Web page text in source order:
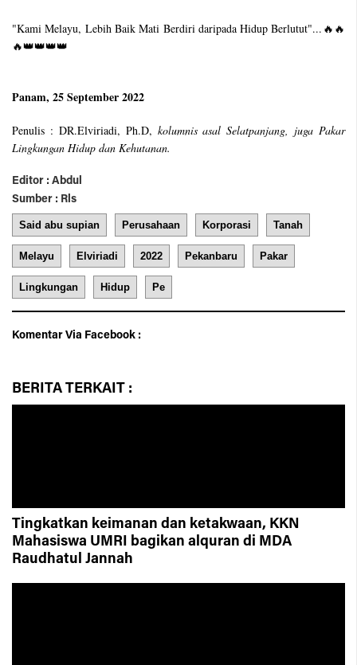
"Kami Melayu, Lebih Baik Mati Berdiri daripada Hidup Berlutut"...🔥🔥
🔥👑👑👑👑
Panam, 25 September 2022
Penulis : DR.Elviriadi, Ph.D, kolumnis asal Selatpanjang, juga Pakar
Lingkungan Hidup dan Kehutanan.
Editor : Abdul
Sumber : Rls
Said abu supian Perusahaan Korporasi Tanah
Melayu Elviriadi 2022 Pekanbaru Pakar
Lingkungan Hidup Pe
Komentar Via Facebook :
BERITA TERKAIT :
Tingkatkan keimanan dan ketakwaan, KKN
Mahasiswa UMRI bagikan alquran di MDA
Raudhatul Jannah